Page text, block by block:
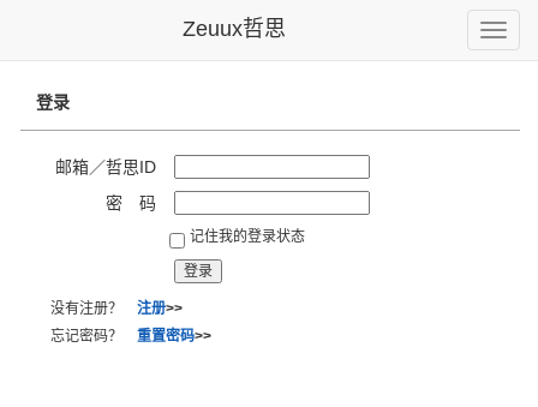
Toggle
Zeuux哲思
登录
邮箱／哲思ID
密 码
记住我的登录状态
没有注册？ 注册>>
忘记密码？ 重置密码>>